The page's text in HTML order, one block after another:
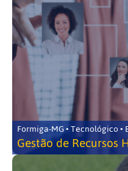
Formiga-MG • Tecnológico •
Gestão de Recursos